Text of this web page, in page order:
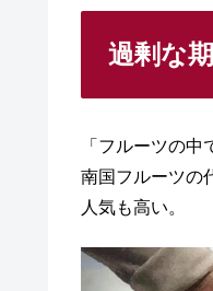
過剰な
「フルーツの中
南国フルーツの
人気も高い。